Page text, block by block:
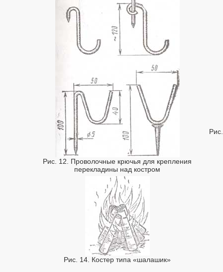
Рис. 12. Проволочные крючья для крепления
перекладины над костром
Рис. 14. Костер типа «шалашик»